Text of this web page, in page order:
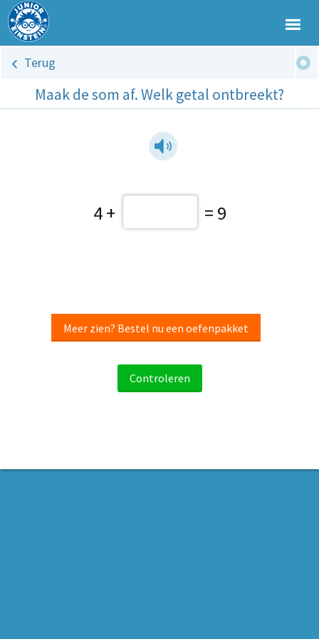
Terug
Maak de som af. Welk getal ontbreekt?
4 + = 9
Meer zien? Bestel nu een oefenpakket